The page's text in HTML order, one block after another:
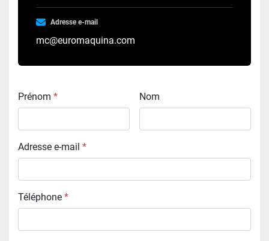
Adresse e-mail
mc@euromaquina.com
Prénom * Nom
Adresse e-mail *
Téléphone *